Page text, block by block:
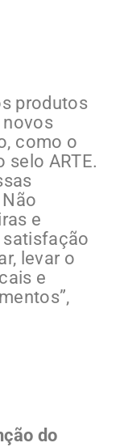
produtos
novos
como o
selo ARTE.
e
satisfação
levar o
e
do